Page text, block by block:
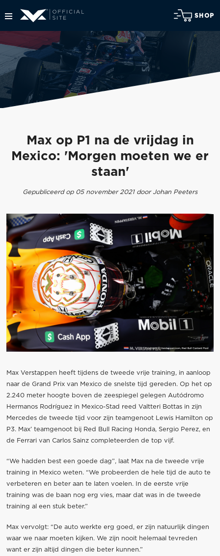
SHOP
Max op P1 na de vrijdag in
Mexico: 'Morgen moeten we er
staan'
Gepubliceerd op 05 november 2021 door Johan Peeters
Max Verstappen heeft tijdens de tweede vrije training, in aanloop
naar de Grand Prix van Mexico de snelste tijd gereden. Op het op
2.240 meter hoogte boven de zeespiegel gelegen Autódromo
Hermanos Rodríguez in Mexico-Stad reed Valtteri Bottas in zijn
Mercedes de tweede tijd voor zijn teamgenoot Lewis Hamilton op
P3. Max’ teamgenoot bij Red Bull Racing Honda, Sergio Perez, en
de Ferrari van Carlos Sainz completeerden de top vijf.
“We hadden best een goede dag”, laat Max na de tweede vrije
training in Mexico weten. “We probeerden de hele tijd de auto te
verbeteren en beter aan te laten voelen. In de eerste vrije
training was de baan nog erg vies, maar dat was in de tweede
training al een stuk beter.”
Max vervolgt: “De auto werkte erg goed, er zijn natuurlijk dingen
waar we naar moeten kijken. We zijn nooit helemaal tevreden
want er zijn altijd dingen die beter kunnen.”